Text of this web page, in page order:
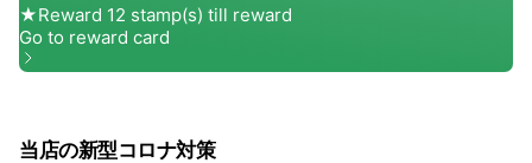
当店の新型コロナ対策